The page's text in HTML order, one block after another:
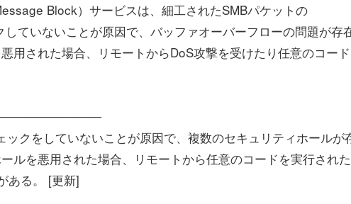
Block）サービスは、細工されたSMBパケットの
ていないことが原因で、バッファオーバーフローの問題が存
用された場合、リモートからDoS攻撃を受けたり任意のコー
クをしていないことが原因で、複数のセキュリティホールが
ルを悪用された場合、リモートから任意のコードを実行され
ある。 [更新]